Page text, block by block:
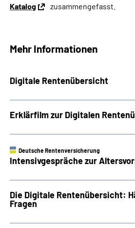
Katalog
zusammengefasst.
Mehr Informationen
Digitale Rentenübersicht
Erklärfilm zur Digitalen
Deutsche Rentenversicherung
Intensivgespräche zur
Die Digitale Rentenübersicht:
Fragen